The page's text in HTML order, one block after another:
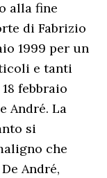
alla fine
di Fabrizio
1999 per un
e tanti
febbraio
André. La
si
che
André,